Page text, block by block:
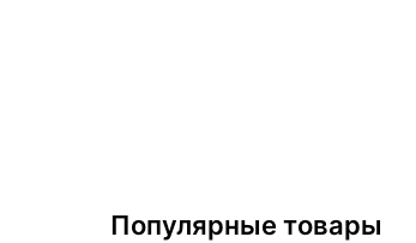
Популярные товары